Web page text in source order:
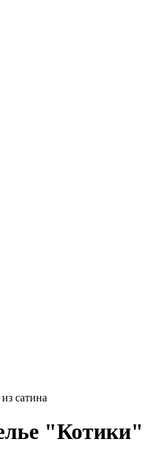
сатина
"Котики"